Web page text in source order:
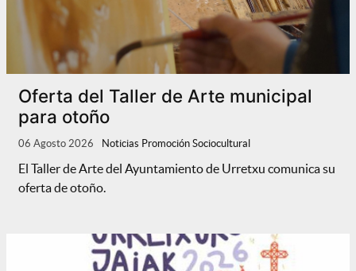
Oferta del Taller de Arte municipal
para otoño
06 Agosto 2026 Noticias Promoción Sociocultural
El Taller de Arte del Ayuntamiento de Urretxu comunica su
oferta de otoño.